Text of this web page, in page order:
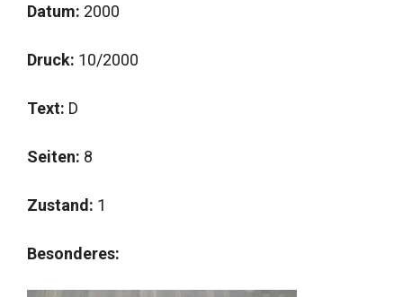
Datum: 2000
Druck: 10/2000
Text: D
Seiten: 8
Zustand: 1
Besonderes: